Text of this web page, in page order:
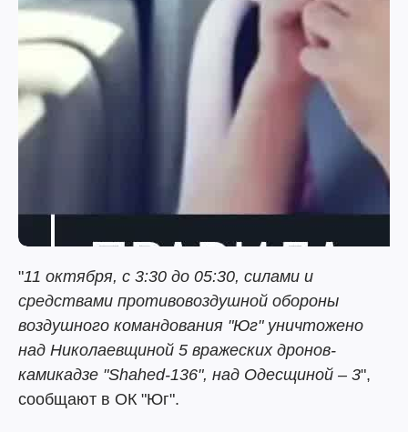
"11 октября, с 3:30 до 05:30, силами и
средствами противовоздушной обороны
воздушного командования "Юг" уничтожено
над Николаевщиной 5 вражеских дронов-
камикадзе "Shahed-136", над Одесщиной – 3",
сообщают в ОК "Юг".